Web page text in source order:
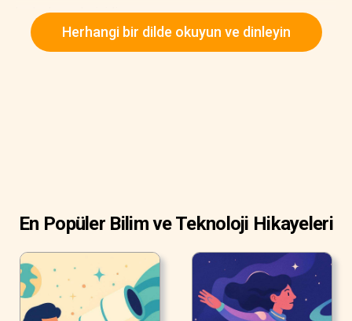
kadar kısacık- iyidir.
Mutluluk neden bu kadar ödüllendirici? Çünkü basit bir
Herhangi bir dilde okuyun ve dinleyin
En Popüler Bilim ve Teknoloji Hikayeleri